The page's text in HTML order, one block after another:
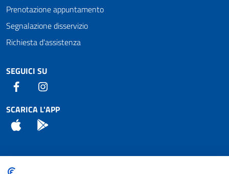
Prenotazione appuntamento
Segnalazione disservizio
Richiesta d'assistenza
SEGUICI SU
Facebook
SCARICA L'APP
App Store